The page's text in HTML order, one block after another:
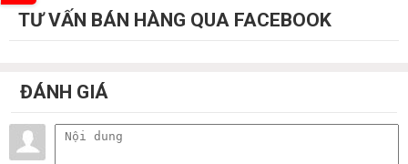
TƯ VẤN BÁN HÀNG QUA FACEBOOK
ĐÁNH GIÁ